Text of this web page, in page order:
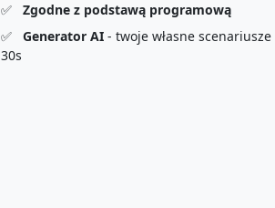
✅
Zgodne z podstawą programową
✅
Generator AI - twoje własne scenariusze
30s